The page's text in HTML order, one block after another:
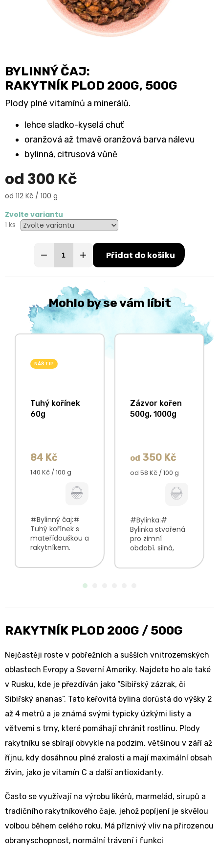
BYLINNÝ ČAJ:
RAKYTNÍK PLOD 200G, 500G
Plody plné vitamínů a minerálů.
lehce sladko-kyselá chuť
oranžová až tmavě oranžová barva nálevu
bylinná, citrusová vůně
od 300 Kč
Měrná
od 112 Kč / 100 g
Zvolte variantu
1 ks
Přidat do košíku
Mohlo by se vám líbit
NÁŠ TIP
Tuhý kořínek
60g
84 Kč
Měrná
140 Kč / 100 g
#Bylinný čaj:#
Tuhý kořínek s
mateřídouškou a
rakytníkem.
příznivým vlivem
kořeněnými
Zázvor kořen
500g, 1000g
od 350 Kč
Měrná
od 58 Kč / 100 g
#Bylinka:#
Bylinka stvořená
pro zimní
období. silná,
nažloutlá barva
RAKYTNÍK PLOD 200G / 500G
Nejčastěji roste v pobřežních a sušších vnitrozemských
oblastech Evropy a Severní Ameriky. Najdete ho ale také
v Rusku, kde je přezdíván jako “Sibiřský zázrak, či
Sibiřský ananas”. Tato keřovitá bylina dorůstá do výšky 2
až 4 metrů a je známá svými typicky úzkými listy a
větvemi s trny, které pomáhají chránit rostlinu. Plody
rakytníku se sbírají obvykle na podzim, většinou v září až
říjnu, kdy dosáhnou plné zralosti a mají maximální obsah
živin, jako je vitamín C a další antioxidanty.
Často se využívají na výrobu likérů, marmelád, sirupů a
tradičního rakytníkového čaje, jehož popíjení je skvělou
volbou během celého roku. Má příznivý vliv na přirozenou
obranyschopnost, normální trávení i funkci